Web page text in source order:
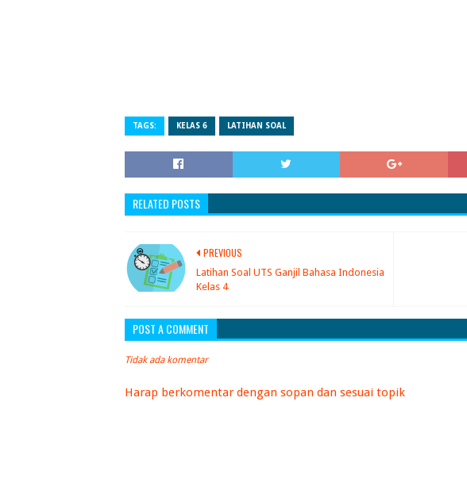
TAGS: KELAS 6 LATIHAN SOAL
RELATED POSTS
PREVIOUS
Latihan Soal UTS Ganjil Bahasa Indonesia
Kelas 4
POST A COMMENT
Tidak ada komentar
Harap berkomentar dengan sopan dan sesuai topik